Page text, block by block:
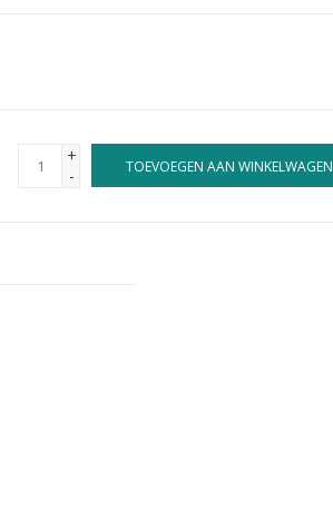
+
-
TOEVOEGEN AAN WINKELWAGEN